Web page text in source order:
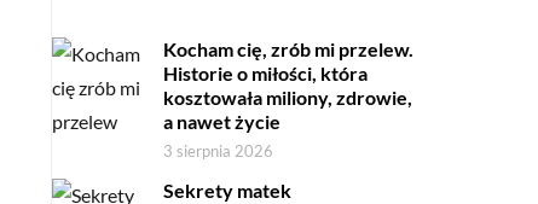
Kocham cię, zrób mi przelew.
Historie o miłości, która
kosztowała miliony, zdrowie,
a nawet życie
3 sierpnia 2026
Sekrety matek